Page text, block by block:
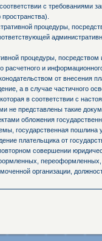
с требованиями
процедуры,
процедуры,
и
от
а в случае частичного
в соответствии с
не представлены такие
обложения
государственная
плательщика от
совершении
переоформленных,
организации,